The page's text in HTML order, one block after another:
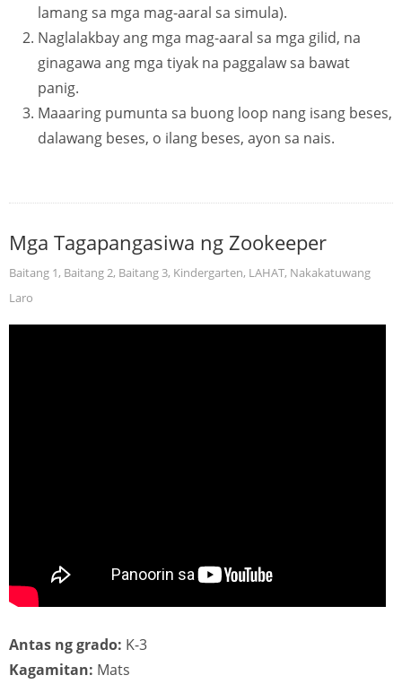
lamang sa mga mag-aaral sa simula).
Naglalakbay ang mga mag-aaral sa mga gilid, na
ginagawa ang mga tiyak na paggalaw sa bawat
panig.
Maaaring pumunta sa buong loop nang isang beses,
dalawang beses, o ilang beses, ayon sa nais.
Mga Tagapangasiwa ng Zookeeper
Baitang 1, Baitang 2, Baitang 3, Kindergarten, LAHAT, Nakakatuwang
Laro
Antas ng grado: K-3
Kagamitan: Mats